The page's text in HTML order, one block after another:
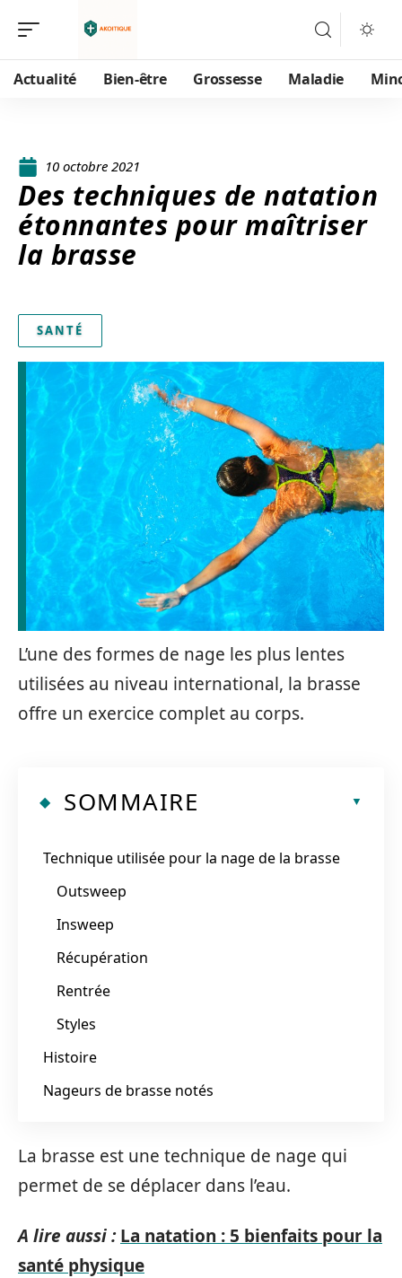
Actualité Bien-être Grossesse Maladie
10 octobre 2021
Des techniques de natation
étonnantes pour maîtriser
la brasse
SANTÉ
L’une des formes de nage les plus lentes
utilisées au niveau international, la brasse
offre un exercice complet au corps.
SOMMAIRE
Technique utilisée pour la nage de la brasse
Outsweep
Insweep
Récupération
Rentrée
Styles
Histoire
Nageurs de brasse notés
La brasse est une technique de nage qui
permet de se déplacer dans l’eau.
A lire aussi : La natation : 5 bienfaits pour la
santé physique